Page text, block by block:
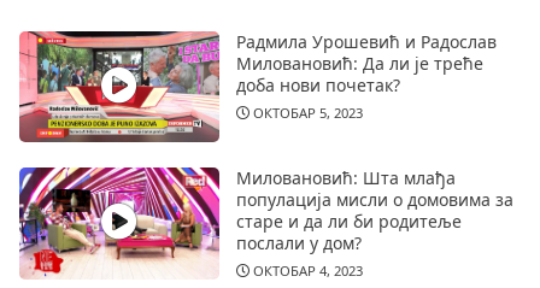
Радмила Урошевић и Радослав
Миловановић: Да ли је треће
доба нови почетак?
ОКТОБАР 5, 2023
Миловановић: Шта млађа
популација мисли о домовима за
старе и да ли би родитеље
послали у дом?
ОКТОБАР 4, 2023